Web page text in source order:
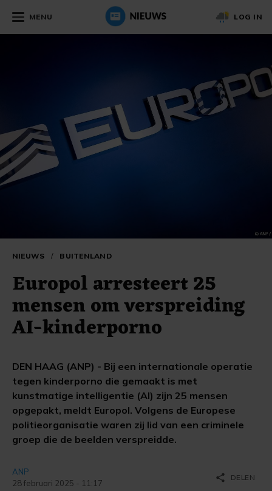
MENU LOG IN
NIEUWS / BUITENLAND
Europol arresteert 25
mensen om verspreiding
AI-kinderporno
DEN HAAG (ANP) - Bij een internationale operatie
tegen kinderporno die gemaakt is met
kunstmatige intelligentie (AI) zijn 25 mensen
opgepakt, meldt Europol. Volgens de Europese
politieorganisatie waren zij lid van een criminele
groep die de beelden verspreidde.
ANP
28 februari 2025 - 11:17
share DELEN